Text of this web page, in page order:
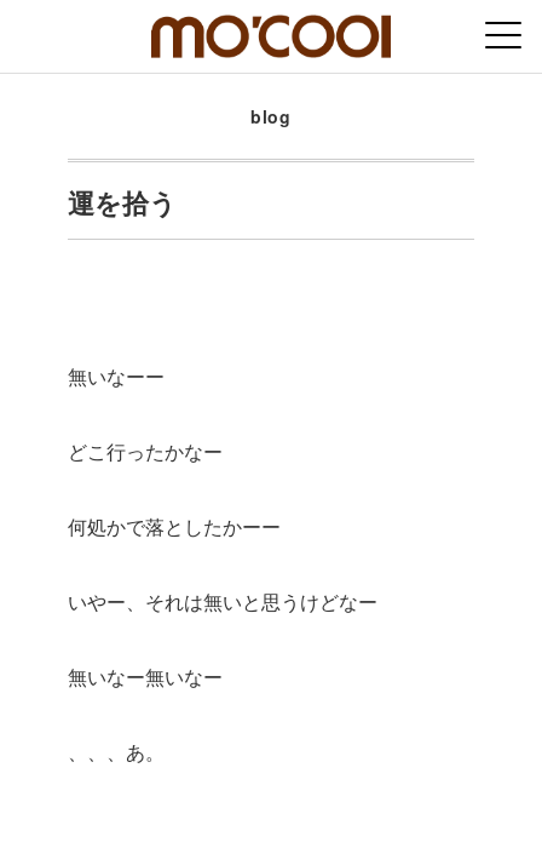
blog
運を拾う
無いなーー
どこ行ったかなー
何処かで落としたかーー
いやー、それは無いと思うけどなー
無いなー無いなー
、、、あ。